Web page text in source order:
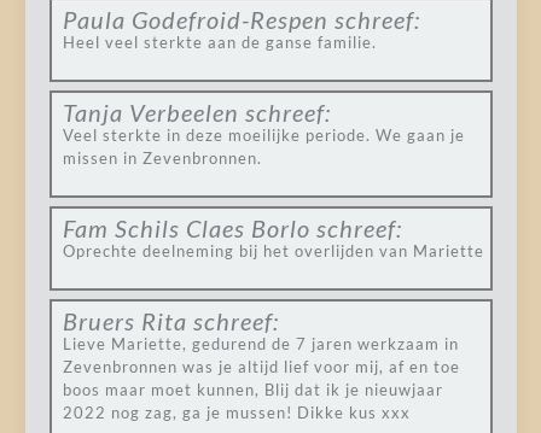
Paula Godefroid-Respen schreef:
Heel veel sterkte aan de ganse familie.
Tanja Verbeelen schreef:
Veel sterkte in deze moeilijke periode. We gaan je
missen in Zevenbronnen.
Fam Schils Claes Borlo schreef:
Oprechte deelneming bij het overlijden van Mariette
Bruers Rita schreef:
Lieve Mariette, gedurend de 7 jaren werkzaam in
Zevenbronnen was je altijd lief voor mij, af en toe
boos maar moet kunnen, Blij dat ik je nieuwjaar
2022 nog zag, ga je mussen! Dikke kus xxx